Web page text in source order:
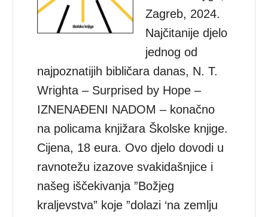
Zagreb, 2024.
Najčitanije djelo
jednog od
najpoznatijih bibličara danas, N. T.
Wrighta – Surprised by Hope –
IZNENAĐENI NADOM – konačno
na policama knjižara Školske knjige.
Cijena, 18 eura. Ovo djelo dovodi u
ravnotežu izazove svakidašnjice i
našeg iščekivanja ”Božjeg
kraljevstva” koje ”dolazi ‘na zemlju